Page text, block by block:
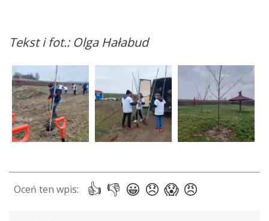
Tekst i fot.: Olga Hałabud